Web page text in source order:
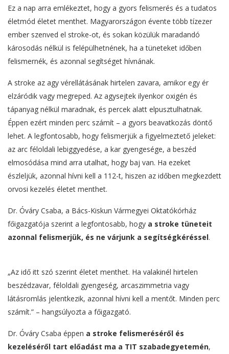
Ez a nap arra emlékeztet, hogy a gyors felismerés és a tudatos
életmód életet menthet. Magyarországon évente több tízezer
ember szenved el stroke-ot, és sokan közülük maradandó
károsodás nélkül is felépülhetnének, ha a tüneteket időben
felismernék, és azonnal segítséget hívnának.
A stroke az agy vérellátásának hirtelen zavara, amikor egy ér
elzáródik vagy megreped. Az agysejtek ilyenkor oxigén és
tápanyag nélkül maradnak, és percek alatt elpusztulhatnak.
Éppen ezért minden perc számít – a gyors beavatkozás döntő
lehet. A legfontosabb, hogy felismerjük a figyelmeztető jeleket:
az arc féloldali lebiggyedése, a kar gyengesége, a beszéd
elmosódása mind arra utalhat, hogy baj van. Ha ezeket
észleljük, azonnal hívni kell a 112-t, hiszen az időben megkezdett
orvosi kezelés életet menthet.
Dr. Óváry Csaba, a Bács-Kiskun Vármegyei Oktatókórház
főigazgatója szerint a legfontosabb, hogy a stroke tüneteit
azonnal felismerjük, és ne várjunk a segítségkéréssel.
„Az idő itt szó szerint életet menthet. Ha valakinél hirtelen
beszédzavar, féloldali gyengeség, arcaszimmetria vagy
látásromlás jelentkezik, azonnal hívni kell a mentőt. Minden perc
számít.” – hangsúlyozta a főigazgató.
Dr. Óváry Csaba éppen a stroke felismeréséről és
kezeléséről tart előadást ma a TIT szabadegyetemén,